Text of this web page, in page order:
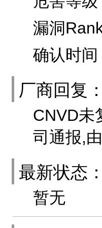
漏洞
确认时
厂商回复：
CNVD未
司通报,
最新状态：
暂无